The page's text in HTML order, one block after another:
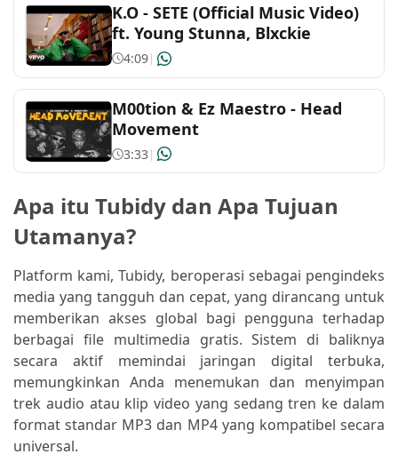
K.O - SETE (Official Music Video)
ft. Young Stunna, Blxckie
4:09|
M00tion & Ez Maestro - Head
Movement
3:33 |
Apa itu Tubidy dan Apa Tujuan
Utamanya?
Platform kami, Tubidy, beroperasi sebagai pengindeks
media yang tangguh dan cepat, yang dirancang untuk
memberikan akses global bagi pengguna terhadap
berbagai file multimedia gratis. Sistem di baliknya
secara aktif memindai jaringan digital terbuka,
memungkinkan Anda menemukan dan menyimpan
trek audio atau klip video yang sedang tren ke dalam
format standar MP3 dan MP4 yang kompatibel secara
universal.